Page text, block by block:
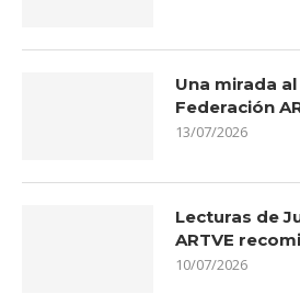
Una mirada
Federación
13/07/2026
Lecturas de
ARTVE
10/07/2026